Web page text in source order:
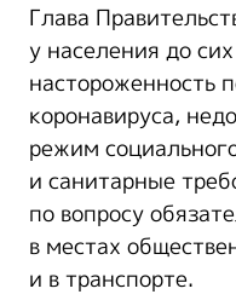
Глава
у населения до
настороженность
коронавируса,
режим
и санитарные
по вопросу
в местах
и в транспорте.